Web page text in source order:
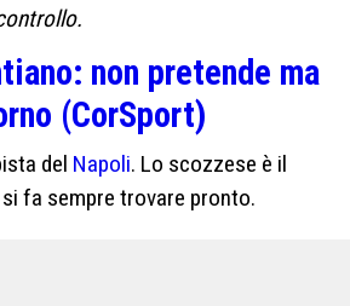
non pretende ma
(CorSport)
del Napoli. Lo scozzese è il
fa sempre trovare pronto.